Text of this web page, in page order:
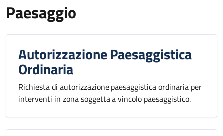
Paesaggio
Autorizzazione Paesaggistica
Ordinaria
Richiesta di autorizzazione paesaggistica ordinaria per
interventi in zona soggetta a vincolo paesaggistico.